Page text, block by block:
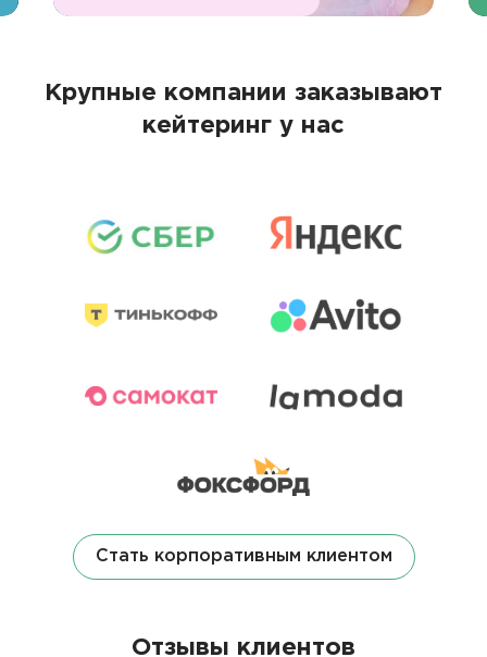
Крупные компании заказывают
кейтеринг у нас
Стать корпоративным клиентом
Отзывы клиентов